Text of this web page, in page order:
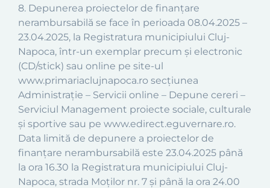
8. Depunerea proiectelor de finanţare
nerambursabilă se face în perioada 08.04.2025 –
23.04.2025, la Registratura municipiului Cluj-
Napoca, într-un exemplar precum și electronic
(CD/stick) sau online pe site-ul
www.primariaclujnapoca.ro secțiunea
Administrație – Servicii online – Depune cereri –
Serviciul Management proiecte sociale, culturale
și sportive sau pe www.edirect.eguvernare.ro.
Data limită de depunere a proiectelor de
finanțare nerambursabilă este 23.04.2025 până
la ora 16.30 la Registratura municipiului Cluj-
Napoca, strada Moților nr. 7 și până la ora 24.00